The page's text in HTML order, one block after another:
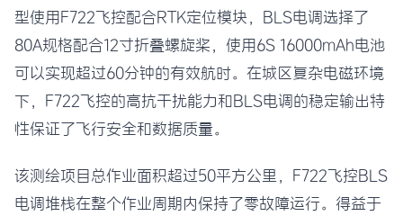
型使用F722飞控配合RTK定位模块，BLS电调选择了
80A规格配合12寸折叠螺旋桨，使用6S 16000mAh电池
可以实现超过60分钟的有效航时。在城区复杂电磁环境
下，F722飞控的高抗干扰能力和BLS电调的稳定输出特
性保证了飞行安全和数据质量。
该测绘项目总作业面积超过50平方公里，F722飞控BLS
电调堆栈在整个作业周期内保持了零故障运行。得益于